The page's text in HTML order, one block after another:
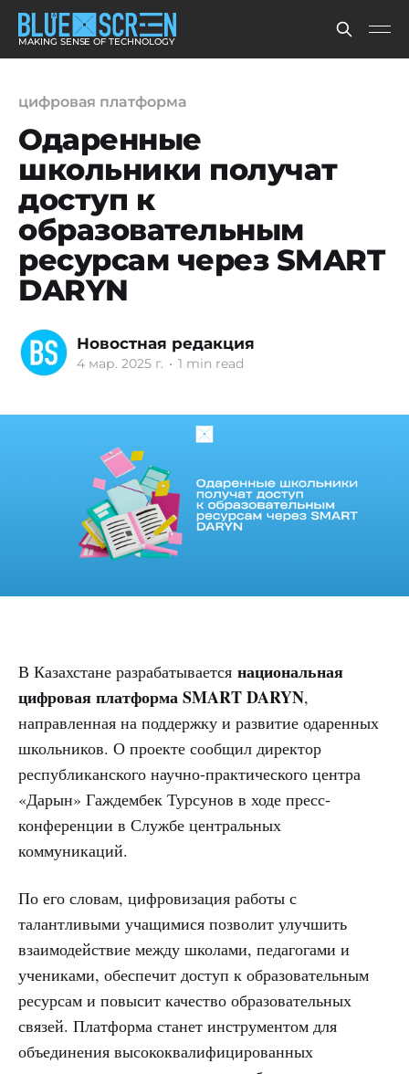
MAKING SENSE OF TECHNOLOGY
цифровая платформа
Одаренные
школьники получат
доступ к
образовательным
ресурсам через SMART
DARYN
Новостная редакция
4 мар. 2025 г. • 1 min read
В Казахстане разрабатывается национальная
цифровая платформа SMART DARYN,
направленная на поддержку и развитие одаренных
школьников. О проекте сообщил директор
республиканского научно-практического центра
«Дарын» Гаждембек Турсунов в ходе пресс-
конференции в Службе центральных
коммуникаций.
По его словам, цифровизация работы с
талантливыми учащимися позволит улучшить
взаимодействие между школами, педагогами и
учениками, обеспечит доступ к образовательным
ресурсам и повысит качество образовательных
связей. Платформа станет инструментом для
объединения высококвалифицированных